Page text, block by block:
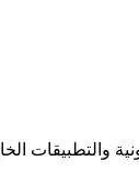
والتطبيقات